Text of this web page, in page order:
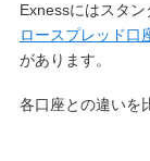
Exnessにはスタン
ロースプレッド口
があります。
各口座との違いを